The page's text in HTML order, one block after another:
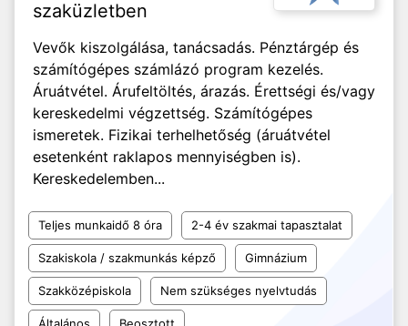
szaküzletben
Vevők kiszolgálása, tanácsadás. Pénztárgép és
számítógépes számlázó program kezelés.
Áruátvétel. Árufeltöltés, árazás. Érettségi és/vagy
kereskedelmi végzettség. Számítógépes
ismeretek. Fizikai terhelhetőség (áruátvétel
esetenként raklapos mennyiségben is).
Kereskedelemben...
Teljes munkaidő 8 óra 2-4 év szakmai tapasztalat
Szakiskola / szakmunkás képző Gimnázium
Szakközépiskola Nem szükséges nyelvtudás